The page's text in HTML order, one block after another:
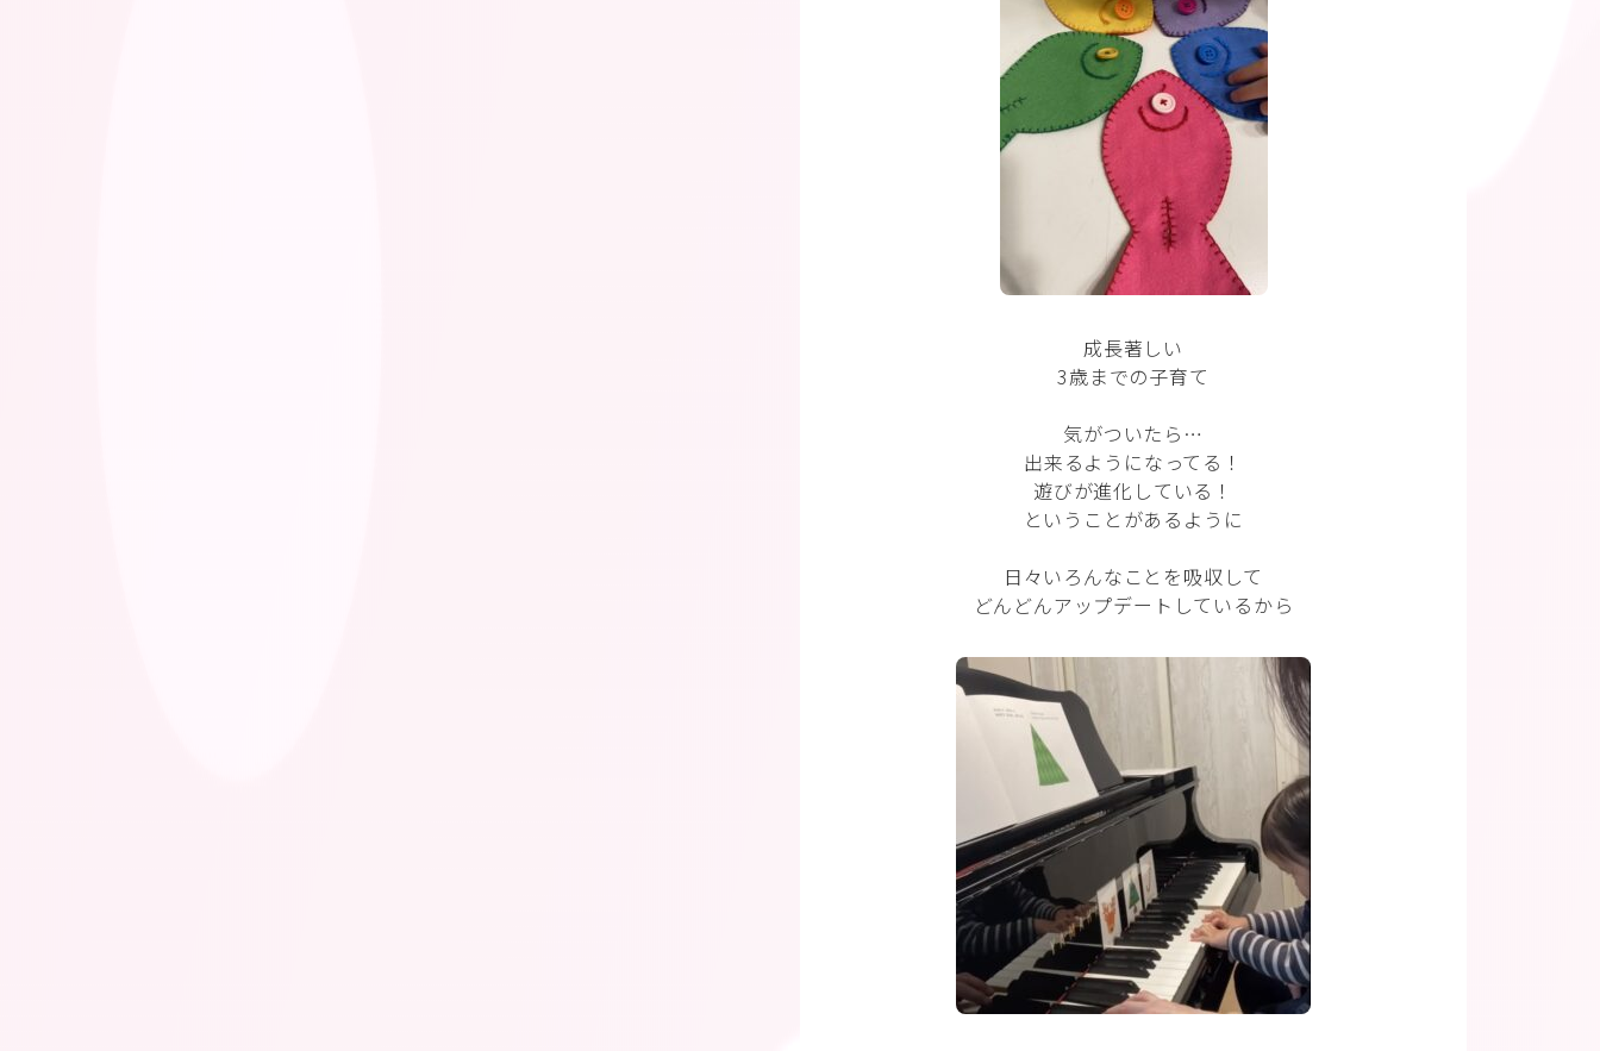
成長著しい
3歳までの子育て
気がついたら…
出来るようになってる！
遊びが進化している！
ということがあるように
日々いろんなことを吸収して
どんどんアップデートしているから